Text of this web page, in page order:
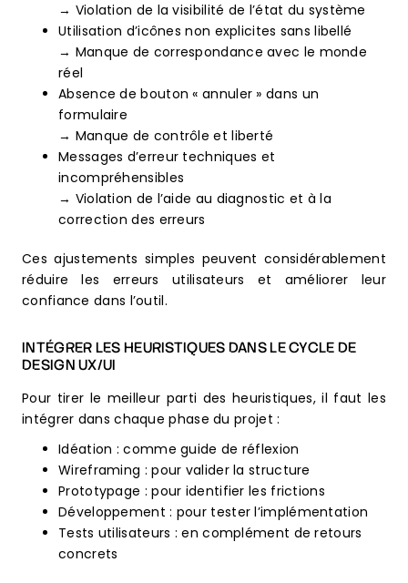
→ Violation de la visibilité de l’état du système
Utilisation d’icônes non explicites sans libellé
→ Manque de correspondance avec le monde
réel
Absence de bouton « annuler » dans un
formulaire
→ Manque de contrôle et liberté
Messages d’erreur techniques et
incompréhensibles
→ Violation de l’aide au diagnostic et à la
correction des erreurs
Ces ajustements simples peuvent considérablement
réduire les erreurs utilisateurs et améliorer leur
confiance dans l’outil.
INTÉGRER LES HEURISTIQUES DANS LE CYCLE DE
DESIGN UX/UI
Pour tirer le meilleur parti des heuristiques, il faut les
intégrer dans chaque phase du projet :
Idéation : comme guide de réflexion
Wireframing : pour valider la structure
Prototypage : pour identifier les frictions
Développement : pour tester l’implémentation
Tests utilisateurs : en complément de retours
concrets